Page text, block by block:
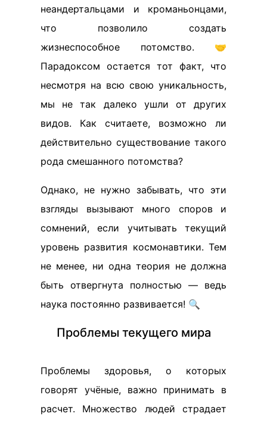
неандертальцами и кроманьонцами,
что позволило создать
жизнеспособное потомство. 🤝
Парадоксом остается тот факт, что
несмотря на всю свою уникальность,
мы не так далеко ушли от других
видов. Как считаете, возможно ли
действительно существование такого
рода смешанного потомства?
Однако, не нужно забывать, что эти
взгляды вызывают много споров и
сомнений, если учитывать текущий
уровень развития космонавтики. Тем
не менее, ни одна теория не должна
быть отвергнута полностью — ведь
наука постоянно развивается! 🔍
Проблемы текущего мира
Проблемы здоровья, о которых
говорят учёные, важно принимать в
расчет. Множество людей страдает